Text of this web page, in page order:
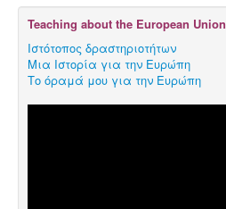
Teaching about the European Union
Ιστότοπος δραστηριοτήτων
Μια Ιστορία για την Ευρώπη
Το όραμά μου για την Ευρώπη